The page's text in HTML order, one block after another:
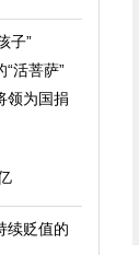
子”
活菩萨”
领为国捐
续贬值的